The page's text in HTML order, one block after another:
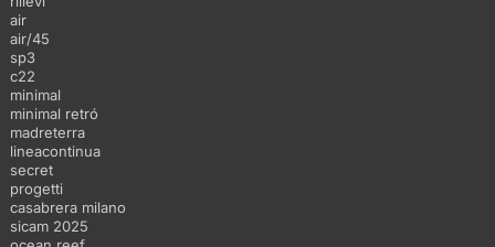
air
air/45
sp3
c22
minimal
minimal retró
madreterra
lineacontinua
secret
progetti
casabrera milano
sicam 2025